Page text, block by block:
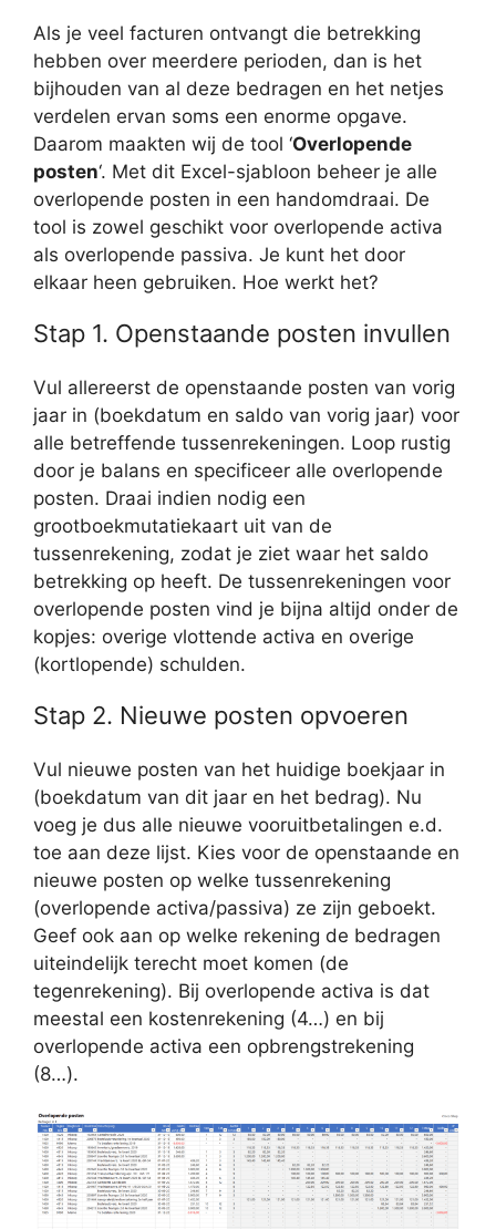
Als je veel facturen ontvangt die betrekking
hebben over meerdere perioden, dan is het
bijhouden van al deze bedragen en het netjes
verdelen ervan soms een enorme opgave.
Daarom maakten wij de tool ‘Overlopende
posten‘. Met dit Excel-sjabloon beheer je alle
overlopende posten in een handomdraai. De
tool is zowel geschikt voor overlopende activa
als overlopende passiva. Je kunt het door
elkaar heen gebruiken. Hoe werkt het?
Stap 1. Openstaande posten invullen
Vul allereerst de openstaande posten van vorig
jaar in (boekdatum en saldo van vorig jaar) voor
alle betreffende tussenrekeningen. Loop rustig
door je balans en specificeer alle overlopende
posten. Draai indien nodig een
grootboekmutatiekaart uit van de
tussenrekening, zodat je ziet waar het saldo
betrekking op heeft. De tussenrekeningen voor
overlopende posten vind je bijna altijd onder de
kopjes: overige vlottende activa en overige
(kortlopende) schulden.
Stap 2. Nieuwe posten opvoeren
Vul nieuwe posten van het huidige boekjaar in
(boekdatum van dit jaar en het bedrag). Nu
voeg je dus alle nieuwe vooruitbetalingen e.d.
toe aan deze lijst. Kies voor de openstaande en
nieuwe posten op welke tussenrekening
(overlopende activa/passiva) ze zijn geboekt.
Geef ook aan op welke rekening de bedragen
uiteindelijk terecht moet komen (de
tegenrekening). Bij overlopende activa is dat
meestal een kostenrekening (4…) en bij
overlopende activa een opbrengstrekening
(8…).